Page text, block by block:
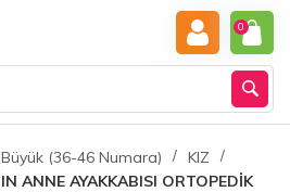
0
(36-46 Numara)
KIZ
ANNE AYAKKABISI ORTOPEDİK